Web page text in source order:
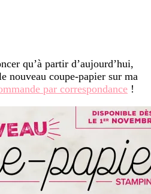
qu’à partir d’aujourd’hui,
nouveau coupe-papier sur ma
par correspondance !